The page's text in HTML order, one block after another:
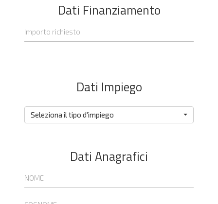
Dati Finanziamento
Dati Impiego
Seleziona il tipo d'impiego
Dati Anagrafici